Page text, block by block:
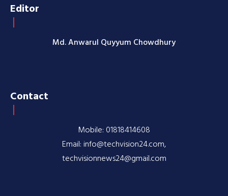
Editor
Md. Anwarul Quyyum Chowdhury
Contact
Mobile: 01818414608
Email: info@techvision24.com,
techvisionnews24@gmail.com